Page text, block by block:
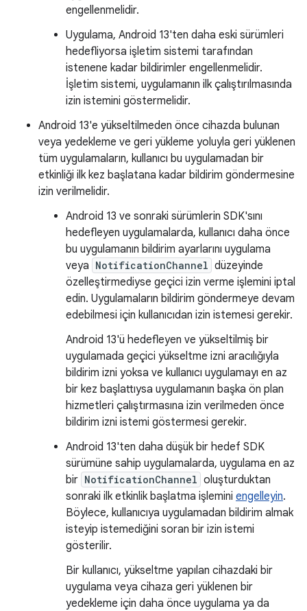
engellenmelidir.
Uygulama, Android 13'ten daha eski sürümleri
hedefliyorsa işletim sistemi tarafından
istenene kadar bildirimler engellenmelidir.
İşletim sistemi, uygulamanın ilk çalıştırılmasında
izin istemini göstermelidir.
Android 13'e yükseltilmeden önce cihazda bulunan
veya yedekleme ve geri yükleme yoluyla geri yüklenen
tüm uygulamaların, kullanıcı bu uygulamadan bir
etkinliği ilk kez başlatana kadar bildirim göndermesine
izin verilmelidir.
Android 13 ve sonraki sürümlerin SDK'sını
hedefleyen uygulamalarda, kullanıcı daha önce
bu uygulamanın bildirim ayarlarını uygulama
veya NotificationChannel düzeyinde
özelleştirmediyse geçici izin verme işlemini iptal
edin. Uygulamaların bildirim göndermeye devam
edebilmesi için kullanıcıdan izin istemesi gerekir.
Android 13'ü hedefleyen ve yükseltilmiş bir
uygulamada geçici yükseltme izni aracılığıyla
bildirim izni yoksa ve kullanıcı uygulamayı en az
bir kez başlattıysa uygulamanın başka ön plan
hizmetleri çalıştırmasına izin verilmeden önce
bildirim izni istemi göstermesi gerekir.
Android 13'ten daha düşük bir hedef SDK
sürümüne sahip uygulamalarda, uygulama en az
bir NotificationChannel oluşturduktan
sonraki ilk etkinlik başlatma işlemini engelleyin.
Böylece, kullanıcıya uygulamadan bildirim almak
isteyip istemediğini soran bir izin istemi
gösterilir.
Bir kullanıcı, yükseltme yapılan cihazdaki bir
uygulama veya cihaza geri yüklenen bir
yedekleme için daha önce uygulama ya da